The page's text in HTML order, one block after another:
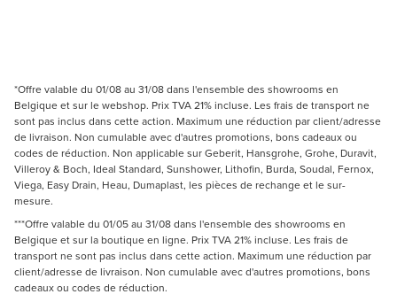
*Offre valable du 01/08 au 31/08 dans l'ensemble des showrooms en
Belgique et sur le webshop. Prix TVA 21% incluse. Les frais de transport ne
sont pas inclus dans cette action. Maximum une réduction par client/adresse
de livraison. Non cumulable avec d'autres promotions, bons cadeaux ou
codes de réduction. Non applicable sur Geberit, Hansgrohe, Grohe, Duravit,
Villeroy & Boch, Ideal Standard, Sunshower, Lithofin, Burda, Soudal, Fernox,
Viega, Easy Drain, Heau, Dumaplast, les pièces de rechange et le sur-
mesure.
***Offre valable du 01/05 au 31/08 dans l'ensemble des showrooms en
Belgique et sur la boutique en ligne. Prix TVA 21% incluse. Les frais de
transport ne sont pas inclus dans cette action. Maximum une réduction par
client/adresse de livraison. Non cumulable avec d'autres promotions, bons
cadeaux ou codes de réduction.